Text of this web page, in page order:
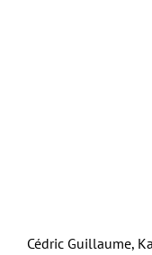
Cédric Guillaume,